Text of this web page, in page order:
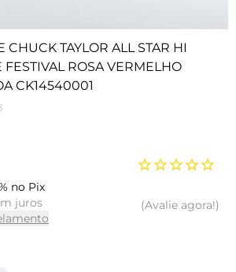
CHUCK TAYLOR ALL STAR HI
ROSA VERMELHO
CK14540001
no Pix
juros
Avalie agora!